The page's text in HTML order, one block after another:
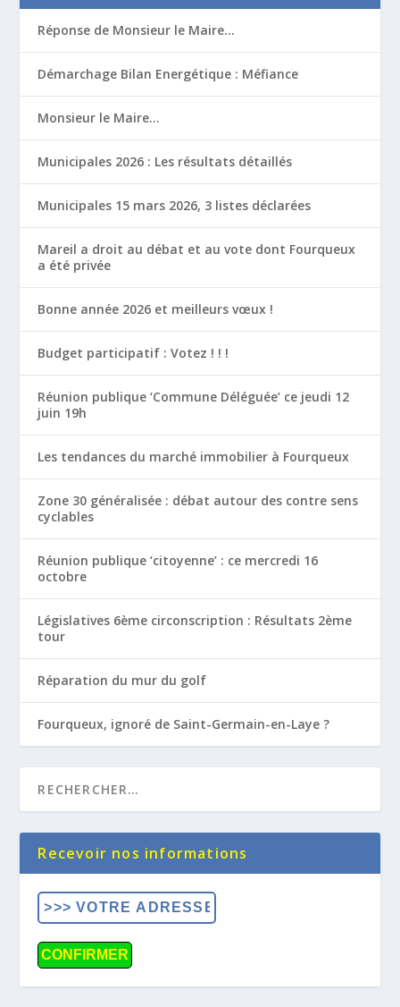
Réponse de Monsieur le Maire…
Démarchage Bilan Energétique : Méfiance
Monsieur le Maire…
Municipales 2026 : Les résultats détaillés
Municipales 15 mars 2026, 3 listes déclarées
Mareil a droit au débat et au vote dont Fourqueux
a été privée
Bonne année 2026 et meilleurs vœux !
Budget participatif : Votez ! ! !
Réunion publique ‘Commune Déléguée’ ce jeudi 12
juin 19h
Les tendances du marché immobilier à Fourqueux
Zone 30 généralisée : débat autour des contre sens
cyclables
Réunion publique ‘citoyenne’ : ce mercredi 16
octobre
Législatives 6ème circonscription : Résultats 2ème
tour
Réparation du mur du golf
Fourqueux, ignoré de Saint-Germain-en-Laye ?
Recevoir nos informations